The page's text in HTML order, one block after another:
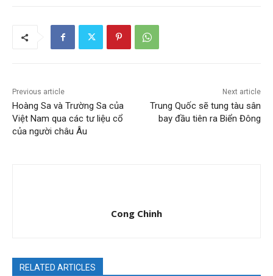
Previous article
Hoàng Sa và Trường Sa của
Việt Nam qua các tư liệu cổ
của người châu Âu
Next article
Trung Quốc sẽ tung tàu sân
bay đầu tiên ra Biển Đông
Cong Chinh
RELATED ARTICLES